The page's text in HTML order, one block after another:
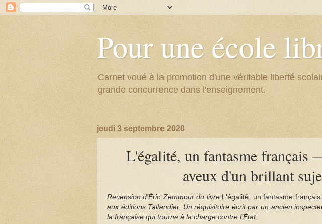
Pour une école
Carnet voué à la promotion d'une véritable liberté
grande concurrence dans l'enseignement.
jeudi 3 septembre 2020
L'égalité, un fantasme français
aveux d'un brillant
Recension d'Éric Zemmour du livre L'égalité, un fantasme français
aux éditions Tallandier. Un réquisitoire écrit par un ancien
la française qui tourne à la charge contre l’État.